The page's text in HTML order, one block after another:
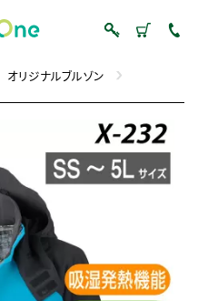
オリジナルブルゾン